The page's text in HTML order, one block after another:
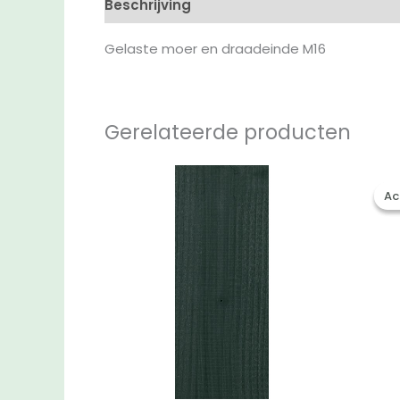
Beschrijving
Gelaste moer en draadeinde M16
Gerelateerde producten